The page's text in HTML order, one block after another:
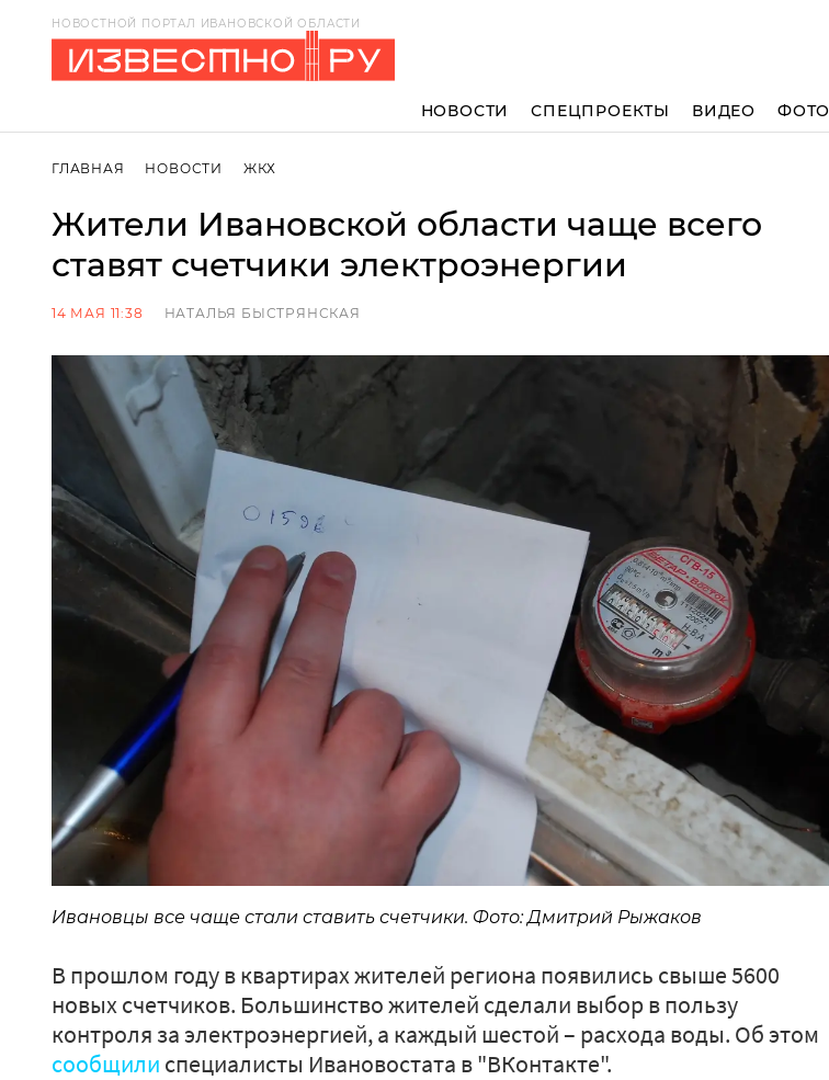
НОВОСТНОЙ ПОРТАЛ ИВАНОВСКОЙ ОБЛАСТИ
НОВОСТИ СПЕЦПРОЕКТЫ ВИДЕО ФОТО
ГЛАВНАЯ НОВОСТИ ЖКХ
Жители Ивановской области чаще всего
ставят счетчики электроэнергии
14 МАЯ 11:38 НАТАЛЬЯ БЫСТРЯНСКАЯ
Ивановцы все чаще стали ставить счетчики. Фото: Дмитрий Рыжаков
В прошлом году в квартирах жителей региона появились свыше 5600
новых счетчиков. Большинство жителей сделали выбор в пользу
контроля за электроэнергией, а каждый шестой – расхода воды. Об этом
сообщили специалисты Ивановостата в "ВКонтакте".